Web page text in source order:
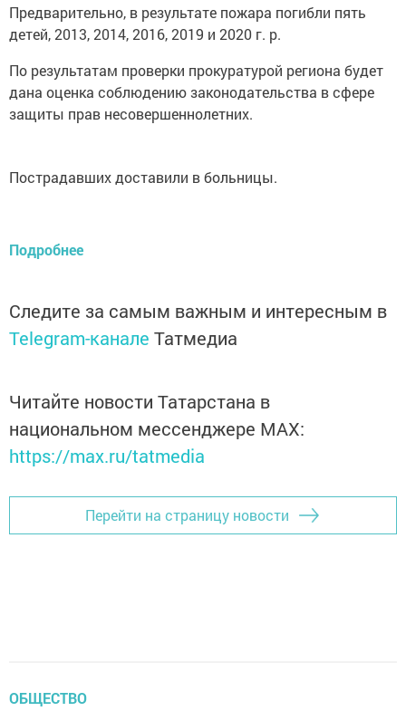
Предварительно, в результате пожара погибли пять
детей, 2013, 2014, 2016, 2019 и 2020 г. р.
По результатам проверки прокуратурой региона будет
дана оценка соблюдению законодательства в сфере
защиты прав несовершеннолетних.
Пострадавших доставили в больницы.
Подробнее
Следите за самым важным и интересным в
Telegram-канале Татмедиа
Читайте новости Татарстана в
национальном мессенджере MАХ:
https://max.ru/tatmedia
Перейти на страницу новости
ОБЩЕСТВО